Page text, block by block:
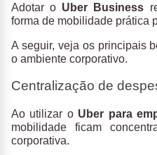
Adotar o Uber Business
forma de mobilidade prática
A seguir, veja os principais
o ambiente corporativo.
Centralização de
Ao utilizar o Uber para
mobilidade ficam
corporativa.